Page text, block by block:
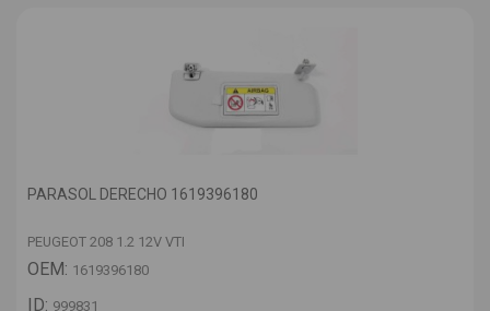
PARASOL DERECHO 1619396180
PEUGEOT 208 1.2 12V VTI
OEM: 1619396180
ID: 999831